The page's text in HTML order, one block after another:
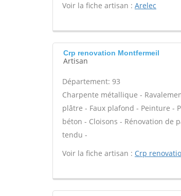
Voir la fiche artisan : Arelec
Crp renovation Montfermeil
Artisan
Département: 93
Charpente métallique -
plâtre - Faux plafond - Peinture -
béton - Cloisons - Rénovation de
tendu -
Voir la fiche artisan : Crp